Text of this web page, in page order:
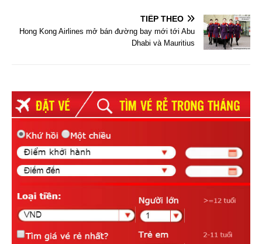
TIẾP THEO
Hong Kong Airlines mở bán đường bay mới tới Abu
Dhabi và Mauritius